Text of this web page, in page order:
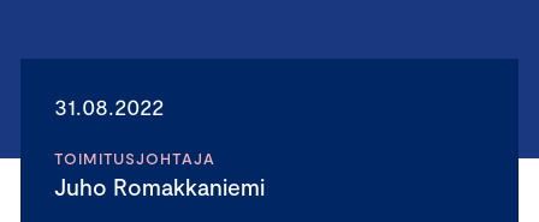
31.08.2022
TOIMITUSJOHTAJA
Juho Romakkaniemi